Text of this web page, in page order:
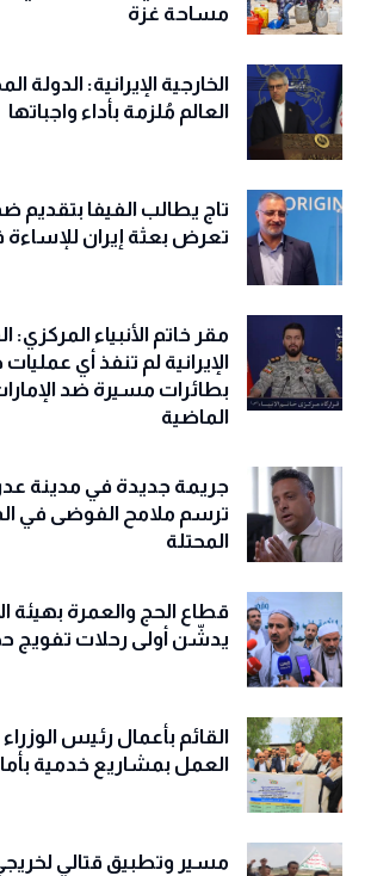
مساحة غزة
الخارجية الإيرانية:
العالم مُلزمة بأداء واجباتها
تاج يطالب الفيفا بتقديم
تعرض بعثة إيران
مقر خاتم الأنبياء
الإيرانية لم تنفذ أي
بطائرات مسيرة ضد
الماضية
جريمة جديدة في مدينة عدن
ترسم ملامح الفوضى في
المحتلة
قطاع الحج والعمرة بهيئة
يدشّن أولى رحلات تفويج
القائم بأعمال رئيس
العمل بمشاريع خدمية
مسير وتطبيق قتالي